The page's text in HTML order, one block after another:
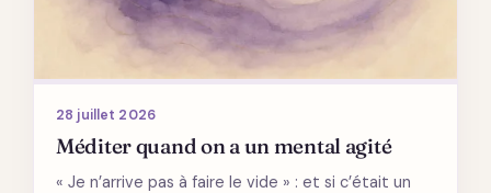
28 juillet 2026
Méditer quand on a un mental agité
« Je n’arrive pas à faire le vide » : et si c’était un